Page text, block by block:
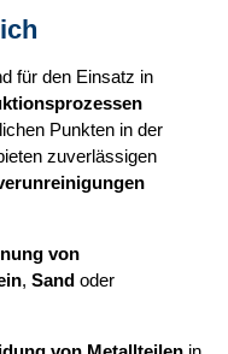
für den Einsatz in
Punkten in der
zuverlässigen
von
, Sandoder